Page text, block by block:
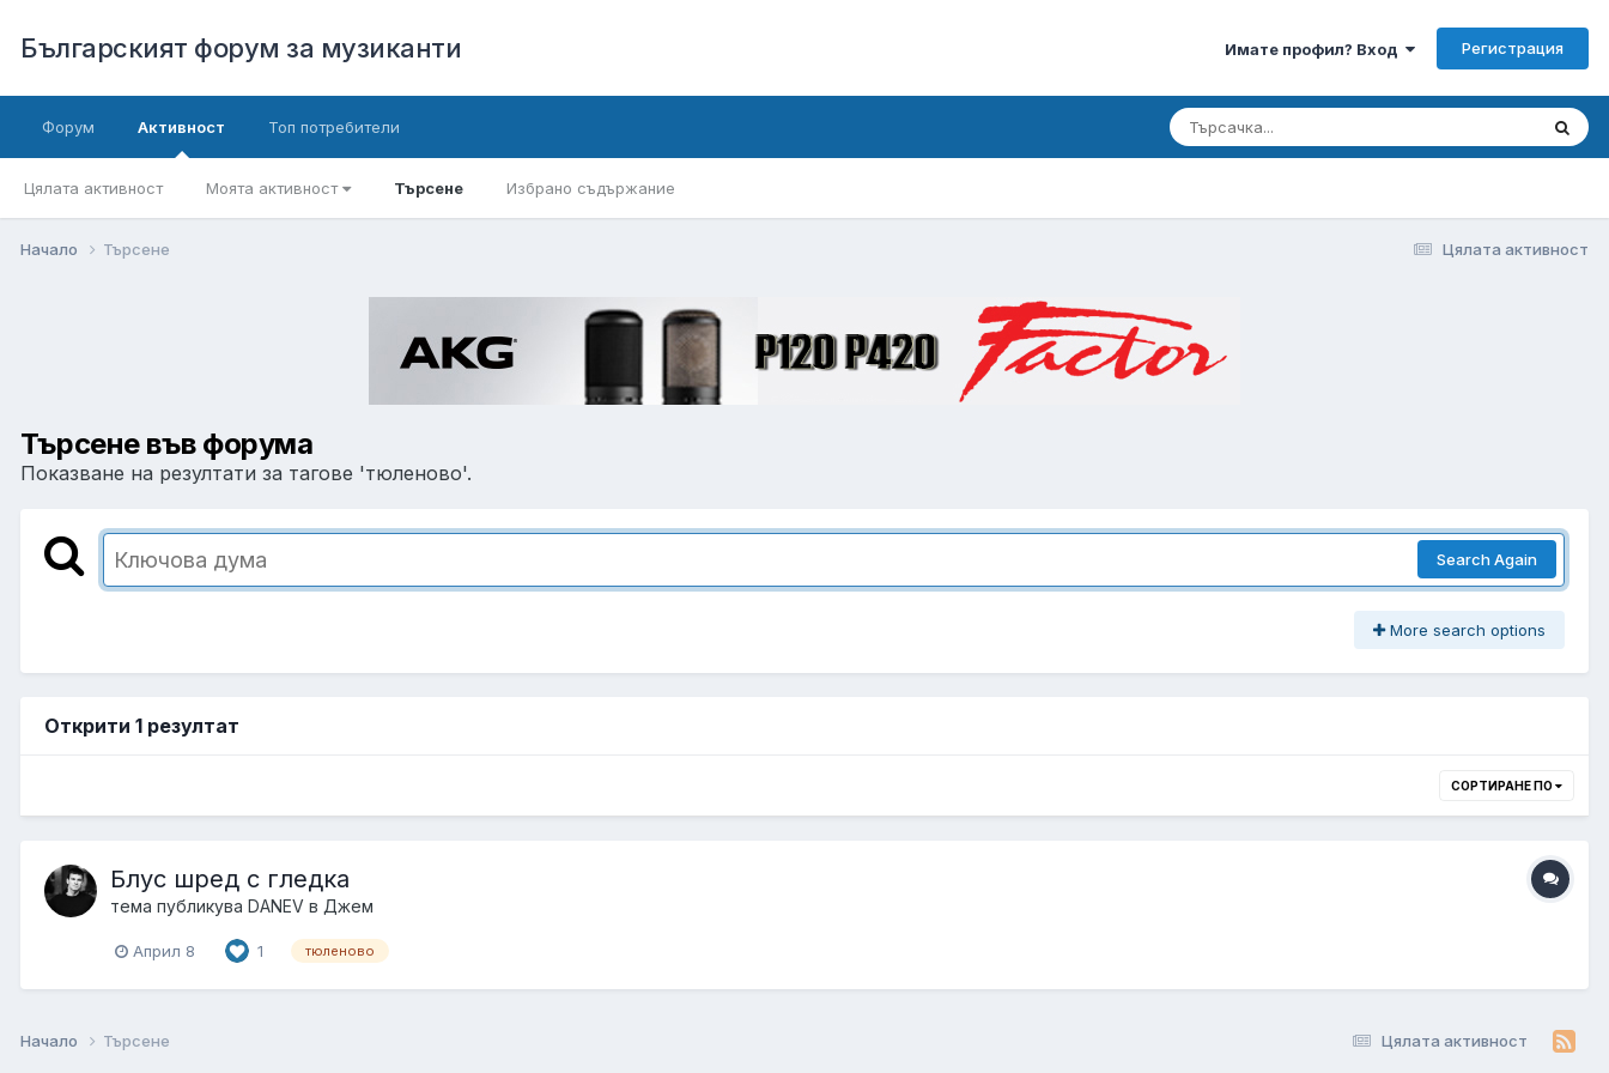
Българският форум за музиканти Имате профил? Вход Регистрация
Форум Активност
Цялата активност Моята активност Търсене Избрано съдържание
Топ потребители
Цялата активност
Начало Търсене
Търсене във форума
Показване на резултати за тагове 'тюленово'.
Search Again
More search options
Открити 1 резултат
СОРТИРАНЕ ПО
Блус шред с гледка
тема публикува DANEV в Джем
Април 8 1 тюленово
Цялата активност
Начало Търсене